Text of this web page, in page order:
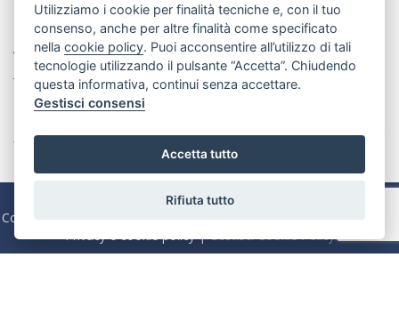
Contatti
Via Beata Elia di S. Clemente, 214 70121 Bari
Tel:080 5564266
Email:info@rubinocase.com
Tutte le nostre sedi »
Copyright @2025 Powered byAgim| Immobiliare Rubino S.r.l. |
Codice Fiscale e P. IVA 04645320724 | Capitale Sociale Euro 100.000
Utilizziamo i cookie per finalità tecniche e, con il tuo
consenso, anche per altre finalità come specificato
nellacookie policy. Puoi acconsentire all’utilizzo di tali
tecnologie utilizzando il pulsante “Accetta”. Chiudendo
questa informativa, continui senza accettare.
Gestisci consensi
Accetta tutto
Rifiuta tutto